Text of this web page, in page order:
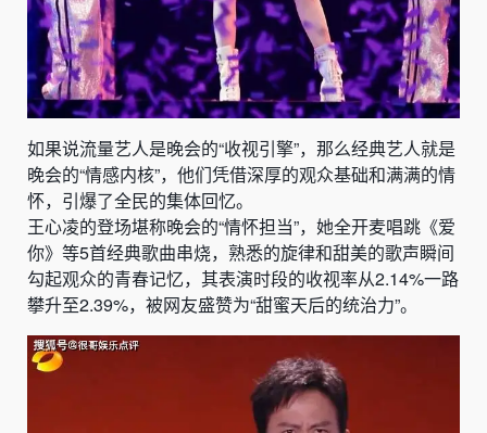
如果说流量艺人是晚会的“收视引擎”，那么经典艺人就是
晚会的“情感内核”，他们凭借深厚的观众基础和满满的情
怀，引爆了全民的集体回忆。
王心凌的登场堪称晚会的“情怀担当”，她全开麦唱跳《爱
你》等5首经典歌曲串烧，熟悉的旋律和甜美的歌声瞬间
勾起观众的青春记忆，其表演时段的收视率从2.14%一路
攀升至2.39%，被网友盛赞为“甜蜜天后的统治力”。